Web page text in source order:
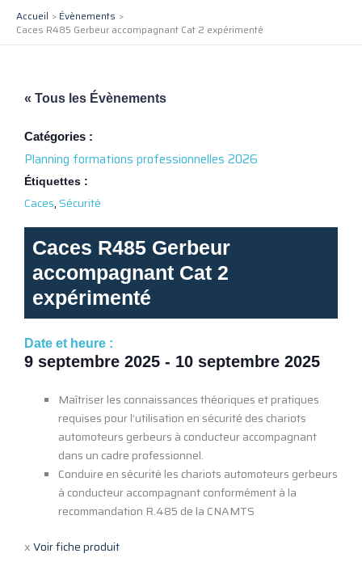
Accueil
Évènements
Caces R485 Gerbeur accompagnant Cat 2 expérimenté
« Tous les Évènements
Catégories :
Planning formations professionnelles 2026
Étiquettes :
Caces,Sécurité
Caces R485 Gerbeur
accompagnant Cat 2
expérimenté
Date et heure :
9 septembre 2025 - 10 septembre 2025
Maîtriser les connaissances théoriques et pratiques
requises pour l’utilisation en sécurité des chariots
automoteurs gerbeurs à conducteur accompagnant
dans un cadre professionnel.
Conduire en sécurité les chariots automoteurs gerbeurs
à conducteur accompagnant conformément à la
recommandation R.485 de la CNAMTS
xVoir fiche produit